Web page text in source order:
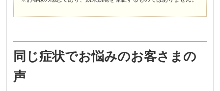
同じ症状でお悩みのお客さまの
声